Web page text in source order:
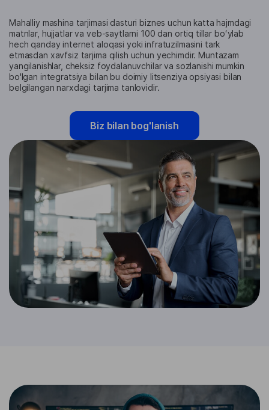
Mahalliy mashina tarjimasi dasturi biznes uchun katta hajmdagi
matnlar, hujjatlar va veb-saytlarni 100 dan ortiq tillar boʻylab
hech qanday internet aloqasi yoki infratuzilmasini tark
etmasdan xavfsiz tarjima qilish uchun yechimdir. Muntazam
yangilanishlar, cheksiz foydalanuvchilar va sozlanishi mumkin
bo'lgan integratsiya bilan bu doimiy litsenziya opsiyasi bilan
belgilangan narxdagi tarjima tanlovidir.
Biz bilan bog'lanish